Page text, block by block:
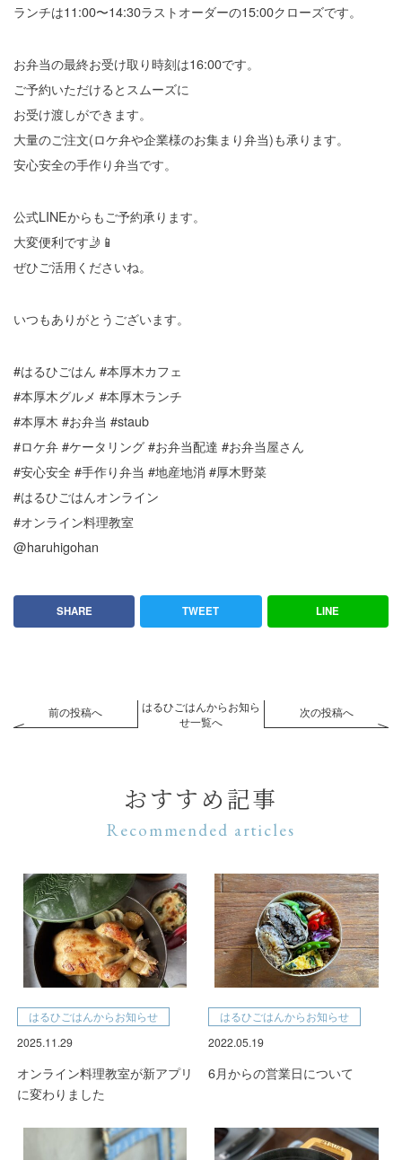
ランチは11:00〜14:30ラストオーダーの15:00クローズです。
お弁当の最終お受け取り時刻は16:00です。
ご予約いただけるとスムーズに
お受け渡しができます。
大量のご注文(ロケ弁や企業様のお集まり弁当)も承ります。
安心安全の手作り弁当です。
公式LINEからもご予約承ります。
大変便利です🤳📱
ぜひご活用くださいね。
いつもありがとうございます。
#はるひごはん #本厚木カフェ
#本厚木グルメ #本厚木ランチ
#本厚木 #お弁当 #staub
#ロケ弁 #ケータリング #お弁当配達 #お弁当屋さん
#安心安全 #手作り弁当 #地産地消 #厚木野菜
#はるひごはんオンライン
#オンライン料理教室
@haruhigohan
SHARE TWEET LINE
前の投稿へ
はるひごはんからお知ら
せ一覧へ
次の投稿へ
おすすめ記事
Recommended articles
はるひごはんからお知らせ
2025.11.29
オンライン料理教室が新アプリ
に変わりました
はるひごはんからお知らせ
2022.05.19
6月からの営業日について